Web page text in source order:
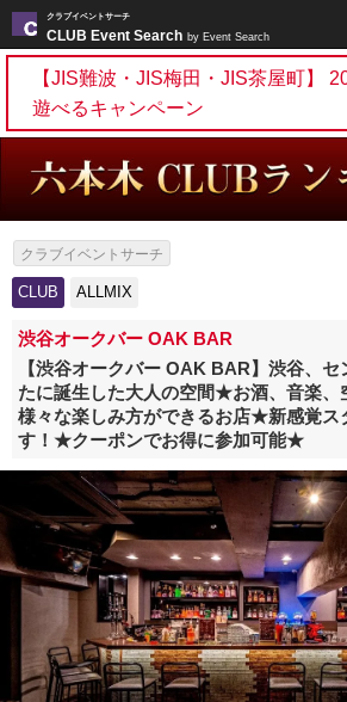
クラブイベントサーチ
CLUB Event Search by Event Search
【JIS難波・JIS梅田・JIS茶屋町】
遊べるキャンペーン
クラブイベントサーチ
CLUB ALLMIX
渋谷オークバー OAK BAR
【渋谷オークバー OAK BAR】渋谷、
たに誕生した大人の空間★お酒、音楽、
様々な楽しみ方ができるお店★新感覚ス
す！★クーポンでお得に参加可能★